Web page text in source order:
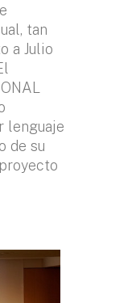
tan
a Julio
lenguaje
de su